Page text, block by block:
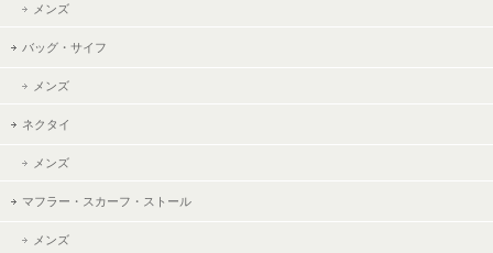
メンズ
バッグ・サイフ
メンズ
ネクタイ
メンズ
マフラー・スカーフ・ストール
メンズ